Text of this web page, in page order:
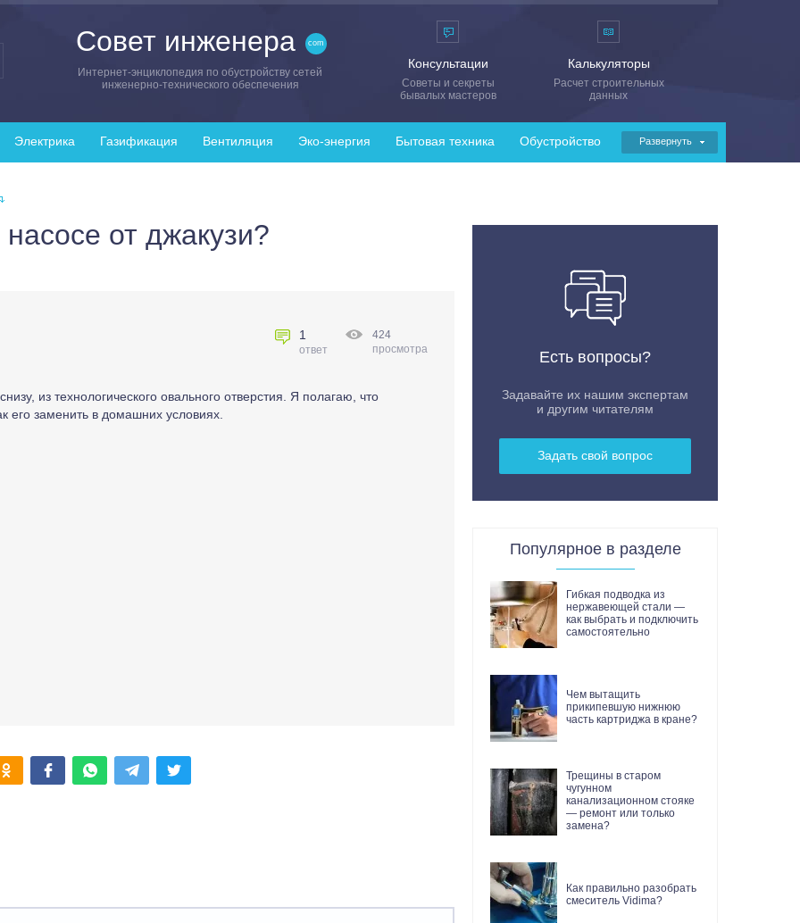
Совет инженера
Интернет-энциклопедия по обустройству сетей
инженерно-технического обеспечения
Электрика Газификация Вентиляция Эко-энергия Бытовая техника Обустройство Развернуть
Консультации
Советы и секреты
бывалых мастеров
Калькуляторы
Расчет строительных
данных
от джакузи?
1
ответ
424
просмотра
из технологического овального отверстия. Я полагаю, что
его заменить в домашних условиях.
Есть вопросы?
Задавайте их нашим экспертам
и другим читателям
Задать свой вопрос
Популярное в разделе
Гибкая подводка из
нержавеющей стали —
как выбрать и подключить
самостоятельно
Чем вытащить
прикипевшую нижнюю
часть картриджа в кране?
Трещины в старом
чугунном
канализационном стояке
— ремонт или только
замена?
Как правильно разобрать
смеситель Vidima?